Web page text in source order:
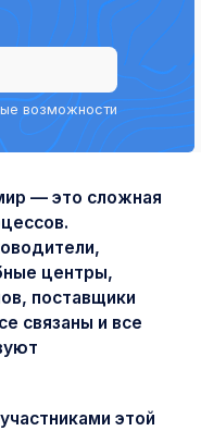
возможности
— это сложная
центры,
поставщики
связаны и все
этой